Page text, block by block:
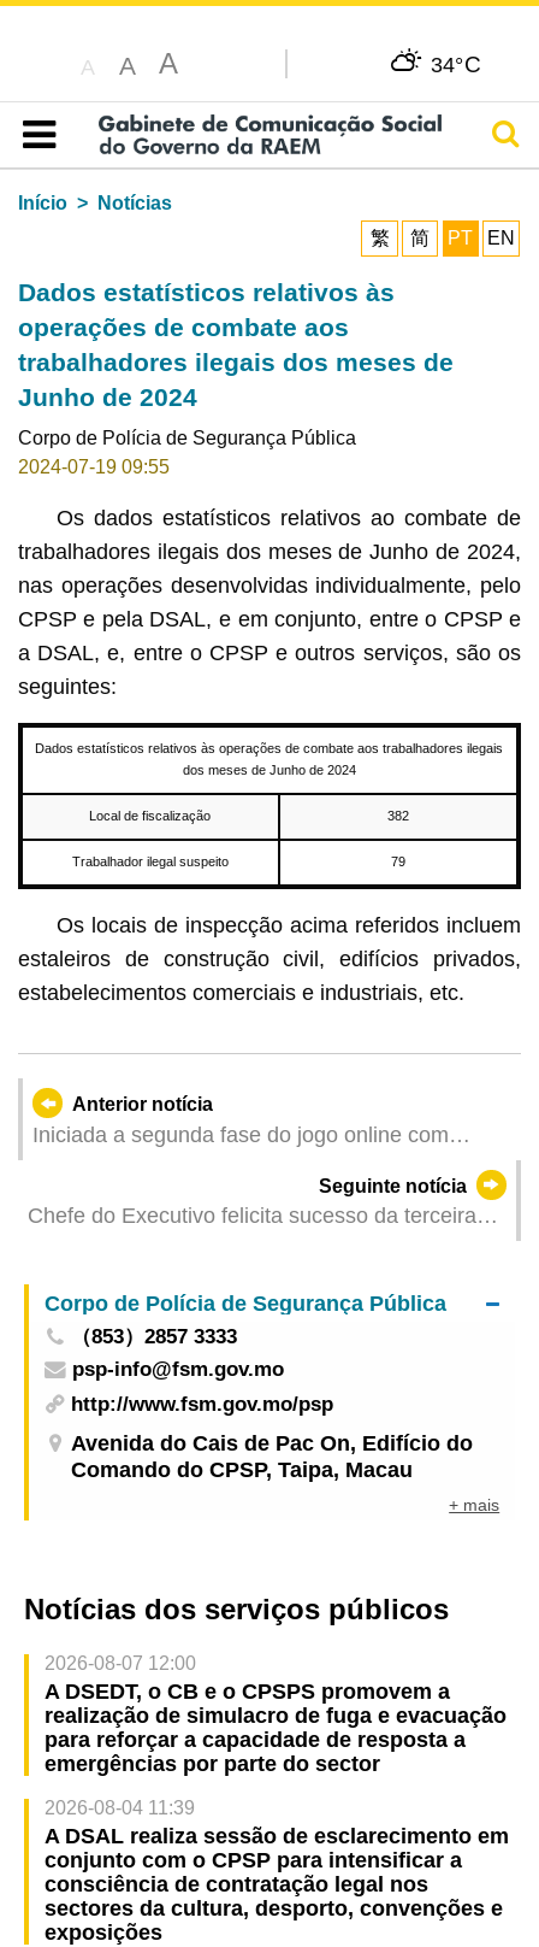
A A A 34°C
Índice
Início
Notícias
繁
简 PT EN
Dados estatísticos relativos às
operações de combate aos
trabalhadores ilegais dos meses de
Junho de 2024
Corpo de Polícia de Segurança Pública
2024-07-19 09:55
Os dados estatísticos relativos ao combate de
trabalhadores ilegais dos meses de Junho de 2024,
nas operações desenvolvidas individualmente, pelo
CPSP e pela DSAL, e em conjunto, entre o CPSP e
a DSAL, e, entre o CPSP e outros serviços, são os
seguintes:
Dados estatísticos relativos às operações de combate aos trabalhadores ilegais
dos meses de Junho de 2024
Local de fiscalização 382
Trabalhador ilegal suspeito 79
Os locais de inspecção acima referidos incluem
estaleiros de construção civil, edifícios privados,
estabelecimentos comerciais e industriais, etc.
Anterior notícia
Iniciada a segunda fase do jogo online com
prémios para incentivar os cidadãos a tomarem
as devidas medidas preventivas contra mosquitos
Seguinte notícia
Chefe do Executivo felicita sucesso da terceira
Partido Comunista da China
Corpo de Polícia de Segurança Pública
（853）2857 3333
psp-info@fsm.gov.mo
http://www.fsm.gov.mo/psp
Avenida do Cais de Pac On, Edifício do
Comando do CPSP, Taipa, Macau
+ mais
Notícias dos serviços públicos
2026-08-07 12:00
A DSEDT, o CB e o CPSPS promovem a
realização de simulacro de fuga e evacuação
para reforçar a capacidade de resposta a
emergências por parte do sector
2026-08-04 11:39
A DSAL realiza sessão de esclarecimento em
conjunto com o CPSP para intensificar a
consciência de contratação legal nos
sectores da cultura, desporto, convenções e
exposições